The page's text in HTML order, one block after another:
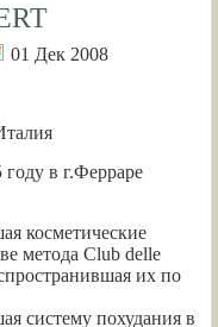
01 Дек 2008
году в г.Ферраре
косметические
метода Club delle
их по
систему похудания в